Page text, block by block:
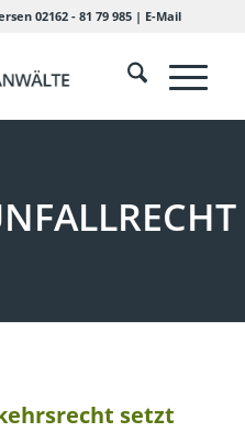
02162 - 81 79 985| E-Mail
setzt